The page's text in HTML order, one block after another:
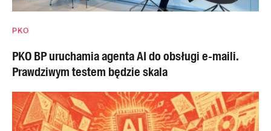
PKO
PKO BP uruchamia agenta AI do obsługi e-maili.
Prawdziwym testem będzie skala